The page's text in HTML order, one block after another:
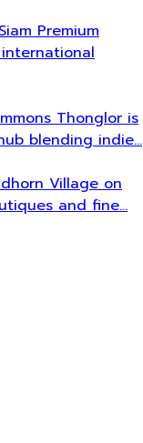
Premium
Thonglor is
blending indie…
Village on
and fine…